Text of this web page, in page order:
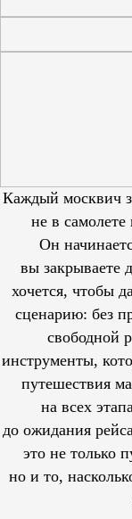
Каждый москвич
не в самолете
Он
вы закрываете
хочется, чтобы
сценарию: без
свободной
инструменты,
путешествия
на всех
до ожидания
это не только
но и то,